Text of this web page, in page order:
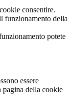
consentire.
funzionamento della
potete
essere
pagina della cookie